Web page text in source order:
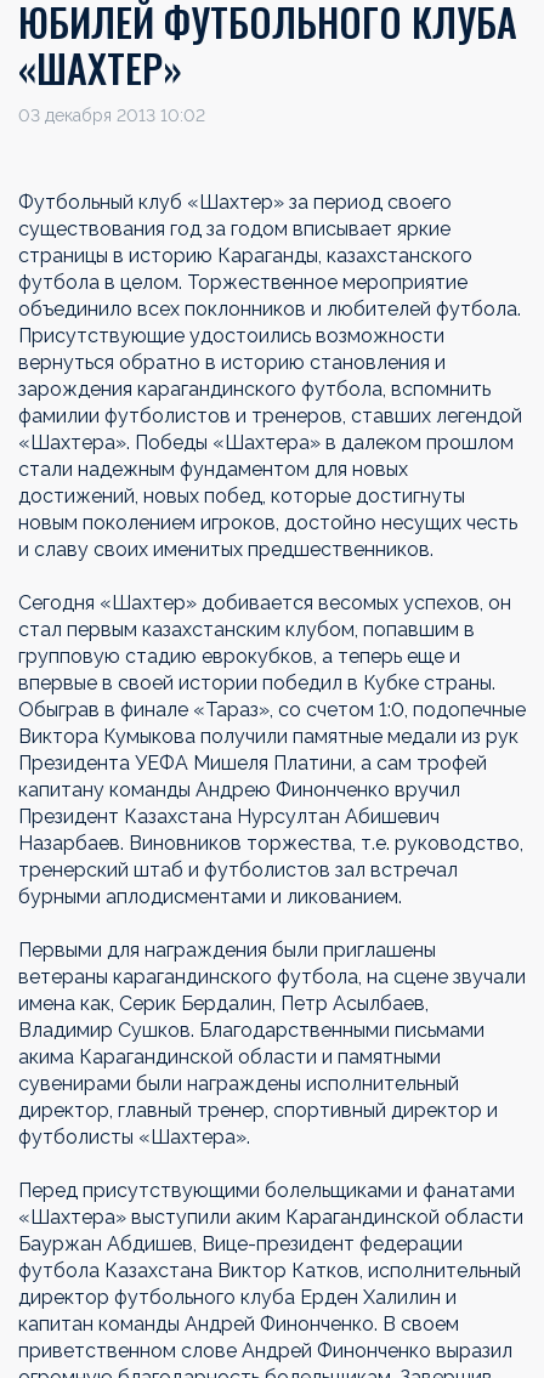
ЮБИЛЕЙ ФУТБОЛЬНОГО КЛУБА
«ШАХТЕР»
03 декабря 2013 10:02
Футбольный клуб «Шахтер» за период своего
существования год за годом вписывает яркие
страницы в историю Караганды, казахстанского
футбола в целом. Торжественное мероприятие
объединило всех поклонников и любителей футбола.
Присутствующие удостоились возможности
вернуться обратно в историю становления и
зарождения карагандинского футбола, вспомнить
фамилии футболистов и тренеров, ставших легендой
«Шахтера». Победы «Шахтера» в далеком прошлом
стали надежным фундаментом для новых
достижений, новых побед, которые достигнуты
новым поколением игроков, достойно несущих честь
и славу своих именитых предшественников.
Сегодня «Шахтер» добивается весомых успехов, он
стал первым казахстанским клубом, попавшим в
групповую стадию еврокубков, а теперь еще и
впервые в своей истории победил в Кубке страны.
Обыграв в финале «Тараз», со счетом 1:0, подопечные
Виктора Кумыкова получили памятные медали из рук
Президента УЕФА Мишеля Платини, а сам трофей
капитану команды Андрею Финонченко вручил
Президент Казахстана Нурсултан Абишевич
Назарбаев. Виновников торжества, т.е. руководство,
тренерский штаб и футболистов зал встречал
бурными аплодисментами и ликованием.
Первыми для награждения были приглашены
ветераны карагандинского футбола, на сцене звучали
имена как, Серик Бердалин, Петр Асылбаев,
Владимир Сушков. Благодарственными письмами
акима Карагандинской области и памятными
сувенирами были награждены исполнительный
директор, главный тренер, спортивный директор и
футболисты «Шахтера».
Перед присутствующими болельщиками и фанатами
«Шахтера» выступили аким Карагандинской области
Бауржан Абдишев, Вице-президент федерации
футбола Казахстана Виктор Катков, исполнительный
директор футбольного клуба Ерден Халилин и
капитан команды Андрей Финонченко. В своем
приветственном слове Андрей Финонченко выразил